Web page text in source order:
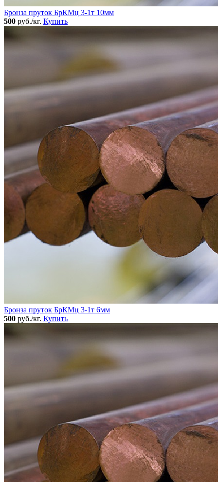
Бронза пруток БрКМц 3-1т 10мм
500 руб./кг. Купить
Бронза пруток БрКМц 3-1т 6мм
500 руб./кг. Купить